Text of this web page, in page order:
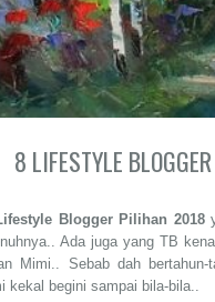
8 LIFESTYLE
Blogger Pilihan 2018
Ada juga yang TB
Mimi.. Sebab dah
kekal begini sampai bila-bila..